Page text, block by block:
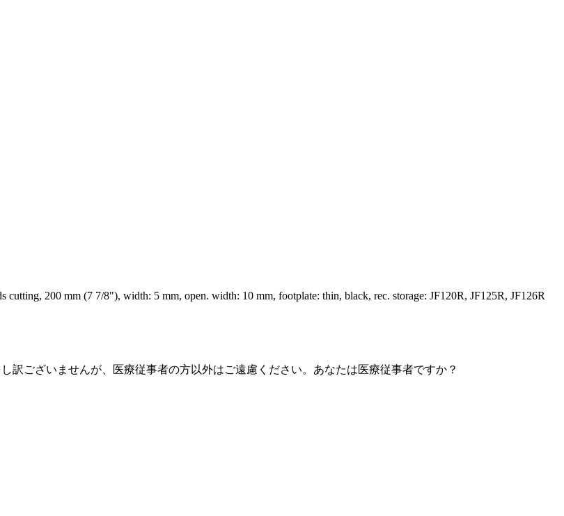
200 mm (7 7/8"), width: 5 mm, open. width: 10 mm, footplate: thin, black, rec. storage: JF120R, JF125R, JF126R
訳ございませんが、医療従事者の方以外はご遠慮ください。あなたは医療従事者ですか？